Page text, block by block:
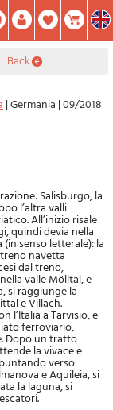
Password
back
|Germania |09/2018
Salisburgo, la
l’altra valli
All’inizio risale
quindi devia nella
senso letterale): la
navetta
dal treno,
valle Mölltal, e
si raggiunge la
e Villach.
l’Italia a Tarvisio, e
ferroviario,
Dopo un tratto
la vivace e
verso
e Aquileia, si
la laguna, si